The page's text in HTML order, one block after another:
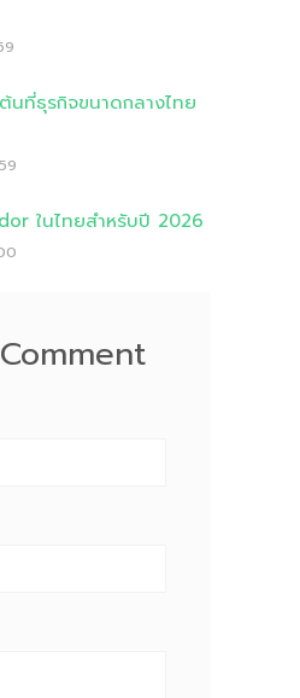
นที่ธุรกิจขนาดกลางไทย
ในไทยสำหรับปี 2026